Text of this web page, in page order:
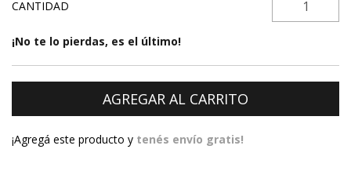
CANTIDAD
¡No te lo pierdas, es el último!
¡Agregá este producto y tenés envío gratis!